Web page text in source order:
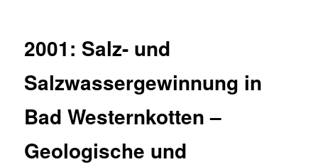
2001: Salz- und
Salzwassergewinnung in
Bad Westernkotten –
Geologische und